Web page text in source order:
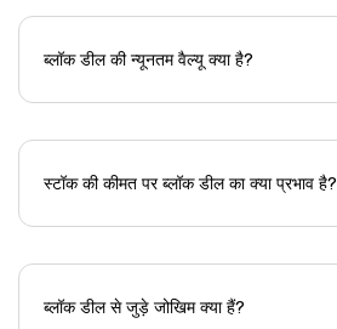
ब्लॉक डील की न्यूनतम वैल्यू क्या है?
स्टॉक की कीमत पर ब्लॉक डील का क्या प्रभाव है?
ब्लॉक डील से जुड़े जोखिम क्या हैं?